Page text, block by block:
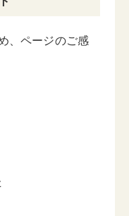
、ページのご感